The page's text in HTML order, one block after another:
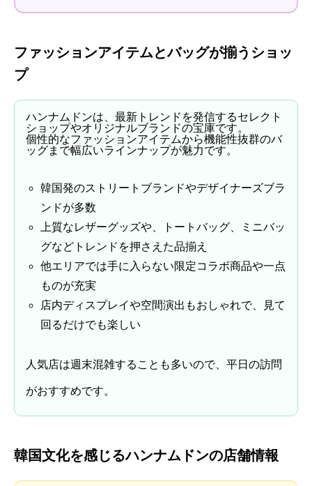
ファッションアイテムとバッグが揃うショッ
プ
ハンナムドンは、最新トレンドを発信するセレクト
ショップやオリジナルブランドの宝庫です。
個性的なファッションアイテムから機能性抜群のバ
ッグまで幅広いラインナップが魅力です。
韓国発のストリートブランドやデザイナーズブラ
ンドが多数
上質なレザーグッズや、トートバッグ、ミニバッ
グなどトレンドを押さえた品揃え
他エリアでは手に入らない限定コラボ商品や一点
ものが充実
店内ディスプレイや空間演出もおしゃれで、見て
回るだけでも楽しい
人気店は週末混雑することも多いので、平日の訪問
がおすすめです。
韓国文化を感じるハンナムドンの店舗情報